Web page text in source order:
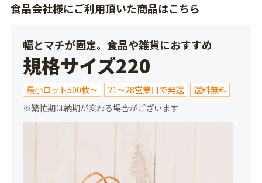
食品会社様にご利用頂いた商品はこちら
幅とマチが固定。食品や雑貨におすすめ
規格サイズ220
最小ロット500枚～ 21～28営業日で発送
送料無料
※繁忙期は納期が変わる場合がございます